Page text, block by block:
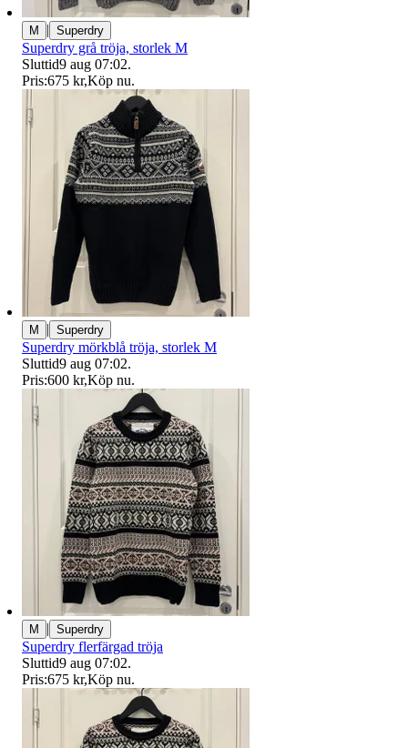
M | Superdry
Superdry grå tröja, storlek M
Sluttid9 aug 07:02.
Pris:675 kr,Köp nu.
M | Superdry
Superdry mörkblå tröja, storlek M
Sluttid9 aug 07:02.
Pris:600 kr,Köp nu.
M | Superdry
Superdry flerfärgad tröja
Sluttid9 aug 07:02.
Pris:675 kr,Köp nu.